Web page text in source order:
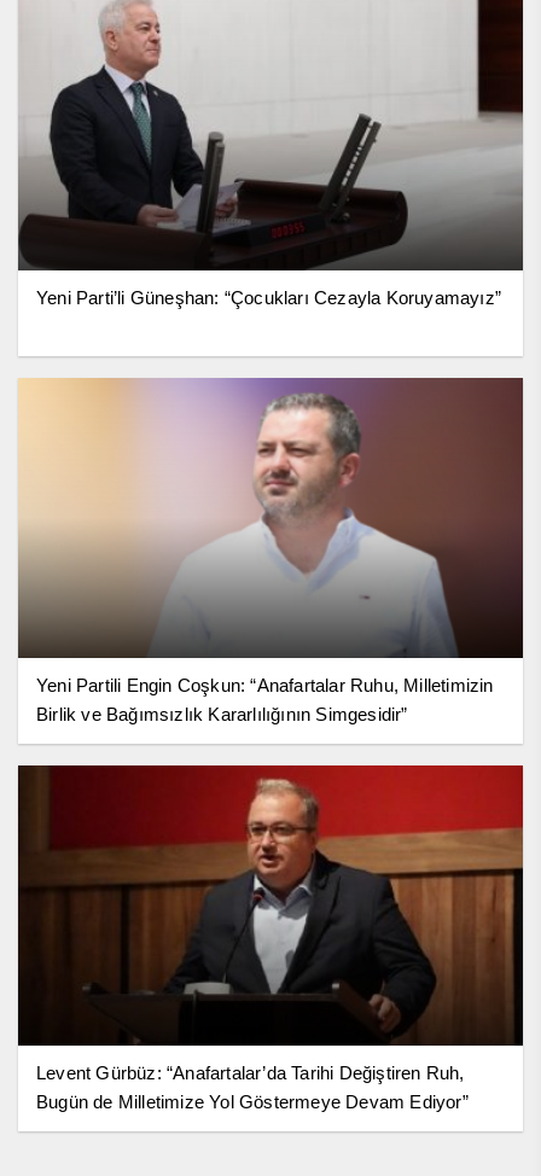
Yeni Parti’li Güneşhan: “Çocukları Cezayla Koruyamayız”
Yeni Partili Engin Coşkun: “Anafartalar Ruhu, Milletimizin
Birlik ve Bağımsızlık Kararlılığının Simgesidir”
Levent Gürbüz: “Anafartalar’da Tarihi Değiştiren Ruh,
Bugün de Milletimize Yol Göstermeye Devam Ediyor”